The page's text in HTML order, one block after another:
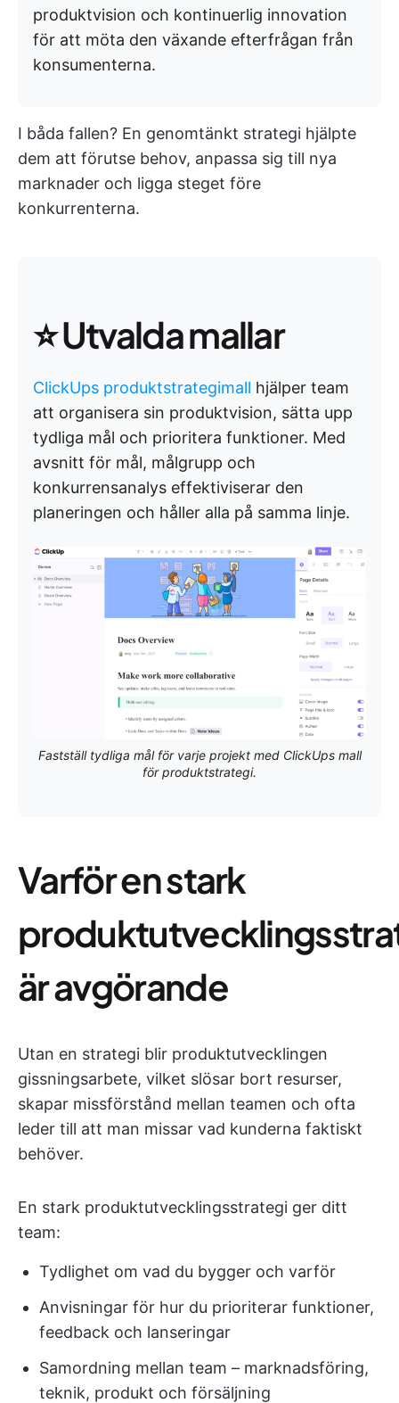
produktvision och kontinuerlig innovation
för att möta den växande efterfrågan från
konsumenterna.
I båda fallen? En genomtänkt strategi hjälpte
dem att förutse behov, anpassa sig till nya
marknader och ligga steget före
konkurrenterna.
⭐ Utvalda mallar
ClickUps produktstrategimall hjälper team
att organisera sin produktvision, sätta upp
tydliga mål och prioritera funktioner. Med
avsnitt för mål, målgrupp och
konkurrensanalys effektiviserar den
planeringen och håller alla på samma linje.
Fastställ tydliga mål för varje projekt med ClickUps mall
för produktstrategi.
Varför en stark
är avgörande
Utan en strategi blir produktutvecklingen
gissningsarbete, vilket slösar bort resurser,
skapar missförstånd mellan teamen och ofta
leder till att man missar vad kunderna faktiskt
behöver.
En stark produktutvecklingsstrategi ger ditt
team:
Tydlighet om vad du bygger och varför
Anvisningar för hur du prioriterar funktioner,
feedback och lanseringar
Samordning mellan team – marknadsföring,
teknik, produkt och försäljning